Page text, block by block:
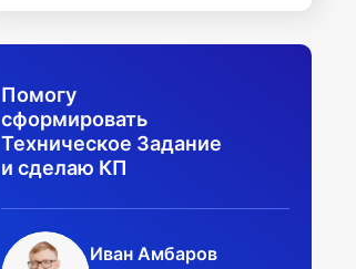
Помогу
сформировать
Техническое Задание
и сделаю КП
Иван Амбаров